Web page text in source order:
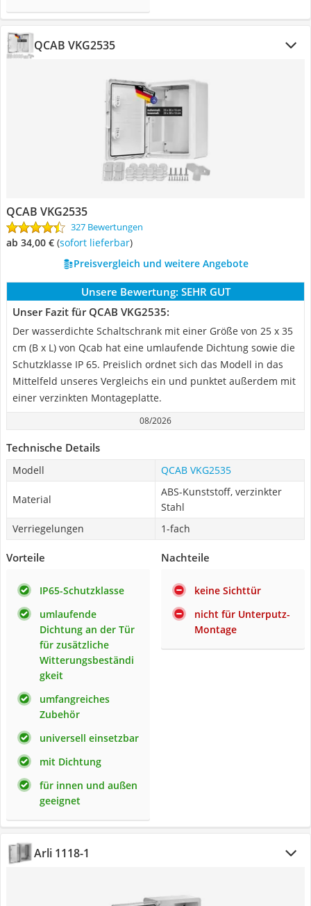
QCAB VKG2535
QCAB VKG2535
327 Bewertungen
ab 34,00 € ( Sofort lieferbar)
Preisvergleich und weitere Angebote
Unsere Bewertung: SEHR GUT
Unser Fazit für QCAB VKG2535:
Der wasserdichte Schaltschrank mit einer Größe von 25 x 35
cm (B x L) von Qcab hat eine umlaufende Dichtung sowie die
Schutzklasse IP 65. Preislich ordnet sich das Modell in das
Mittelfeld unseres Vergleichs ein und punktet außerdem mit
einer verzinkten Montageplatte.
08/2026
Technische Details
Modell QCAB VKG2535
Material
ABS-Kunststoff, verzinkter
Stahl
Verriegelungen
1-fach
Vorteile
IP65-Schutzklasse
umlaufende
Dichtung an der Tür
für zusätzliche
Witterungsbeständi
gkeit
umfangreiches
Zubehör
universell einsetzbar
mit Dichtung
für innen und außen
geeignet
Nachteile
keine Sichttür
nicht für Unterputz-
Montage
Arli 1118-1